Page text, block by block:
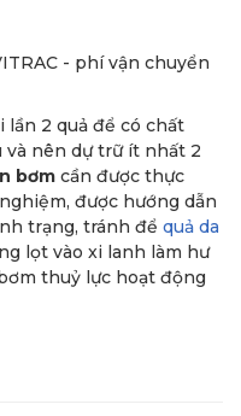
- phí vận chuyển
lần 2 quả để có chất
nên dự trữ ít nhất 2
bơm cần được thực
được hướng dẫn
trạng, tránh để quả da
lọt vào xi lanh làm hư
thuỷ lực hoạt động